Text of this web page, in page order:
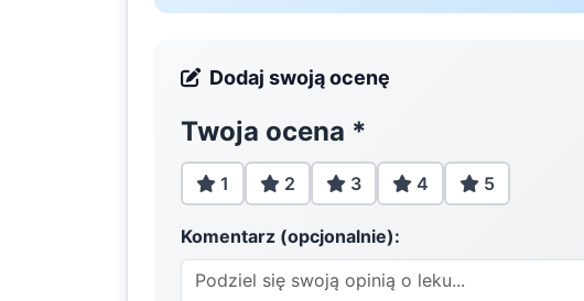
Dodaj swoją ocenę
Twoja ocena *
1 2 3 4 5
Komentarz (opcjonalnie):